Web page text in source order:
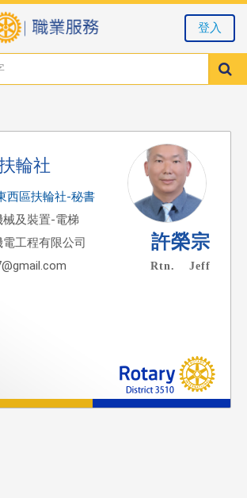
登入
輪社
區扶輪社-秘書
及裝置-電梯
工程有限公司
許榮宗
Rtn. Jeff